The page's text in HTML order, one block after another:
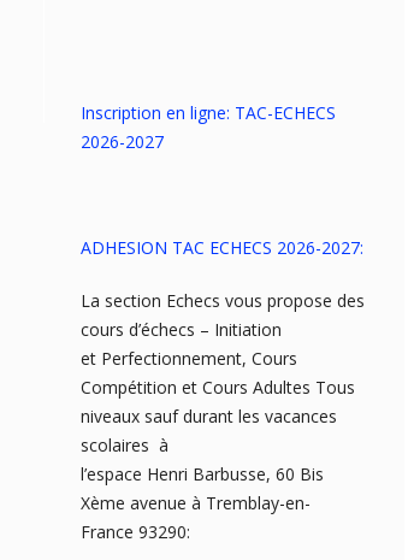
Inscription en ligne: TAC-ECHECS
2026-2027
ADHESION TAC ECHECS 2026-2027:
La section Echecs vous propose des
cours d’échecs – Initiation
et Perfectionnement, Cours
Compétition et Cours Adultes Tous
niveaux sauf durant les vacances
scolaires à
l’espace Henri Barbusse, 60 Bis
Xème avenue à Tremblay-en-
France 93290: